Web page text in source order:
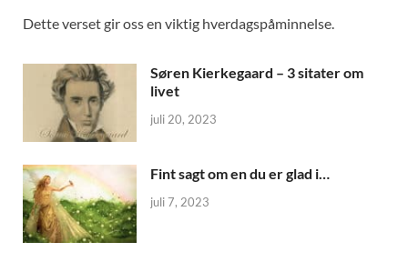
Dette verset gir oss en viktig hverdagspåminnelse.
Søren Kierkegaard – 3 sitater om
livet
juli 20, 2023
Fint sagt om en du er glad i…
juli 7, 2023